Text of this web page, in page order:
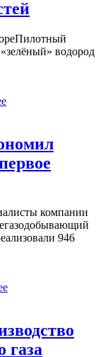
водород
компании
946
газа